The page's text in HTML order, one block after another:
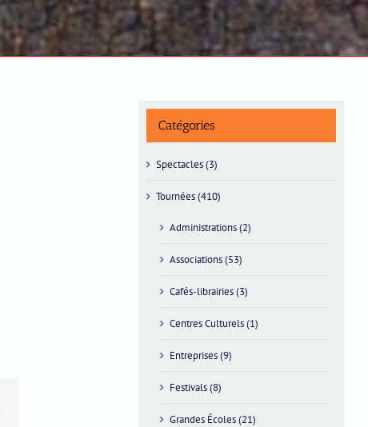
Catégories
Spectacles (3)
Tournées (410)
Administrations (2)
Associations (53)
Cafés-librairies (3)
Centres Culturels (1)
Entreprises (9)
Festivals (8)
Grandes Écoles (21)